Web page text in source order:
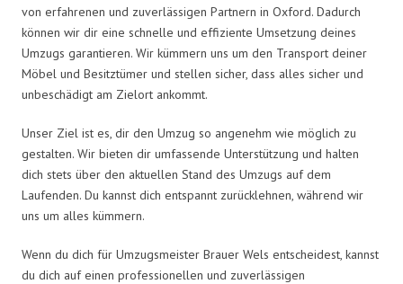
von erfahrenen und zuverlässigen Partnern in Oxford. Dadurch
können wir dir eine schnelle und effiziente Umsetzung deines
Umzugs garantieren. Wir kümmern uns um den Transport deiner
Möbel und Besitztümer und stellen sicher, dass alles sicher und
unbeschädigt am Zielort ankommt.
Unser Ziel ist es, dir den Umzug so angenehm wie möglich zu
gestalten. Wir bieten dir umfassende Unterstützung und halten
dich stets über den aktuellen Stand des Umzugs auf dem
Laufenden. Du kannst dich entspannt zurücklehnen, während wir
uns um alles kümmern.
Wenn du dich für Umzugsmeister Brauer Wels entscheidest, kannst
du dich auf einen professionellen und zuverlässigen